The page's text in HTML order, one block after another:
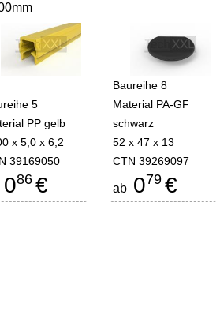
5
PP gelb
x 5,0 x 6,2
39169050
086 €
Baureihe 8
Material PA-GF
schwarz
52 x 47 x 13
CTN 39269097
ab 079 €